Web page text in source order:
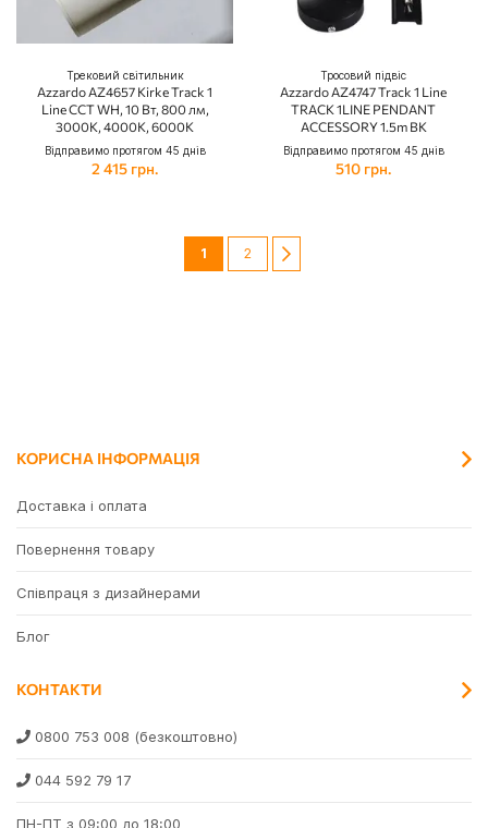
Трековий світильник
Azzardo AZ4657 Kirke Track 1
Line CCT WH, 10 Вт, 800 лм,
3000K, 4000K, 6000K
Відправимо протягом 45 днів
2 415 грн.
Тросовий підвіс
Azzardo AZ4747 Track 1 Line
TRACK 1LINE PENDANT
ACCESSORY 1.5m BK
Відправимо протягом 45 днів
510 грн.
You're currently reading page
1 Сторінка
2 Сторінка
Далі
КОРИСНА ІНФОРМАЦІЯ
Доставка і оплата
Повернення товару
Співпраця з дизайнерами
Блог
КОНТАКТИ
0800 753 008 (безкоштовно)
044 592 79 17
ПН-ПТ з 09:00 до 18:00